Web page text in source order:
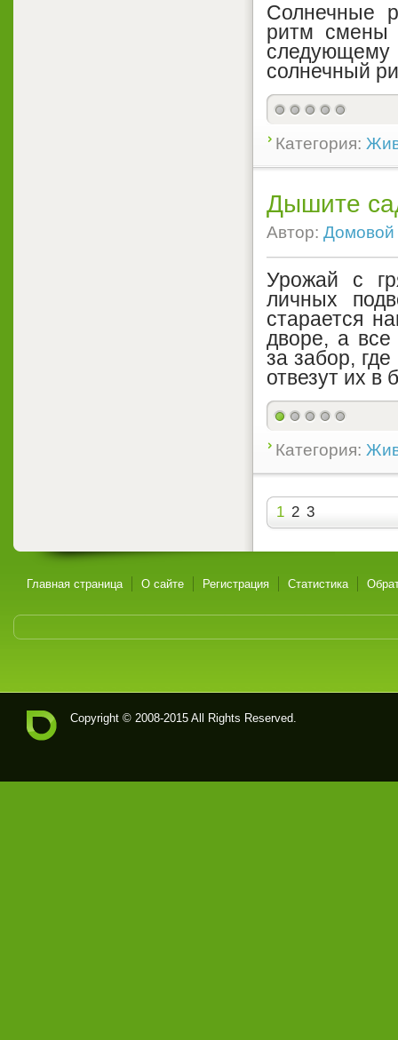
Солнечные
ритм смены
солнечный
Категория:
Дышите
Автор: Домовой
Урожай с
личных
старается
дворе, а все
за забор,
отвезут их в
Категория:
1 2 3
Главная страница О сайте Регистрация Статистика
Copyright © 2008-2015 All Rights Reserved.